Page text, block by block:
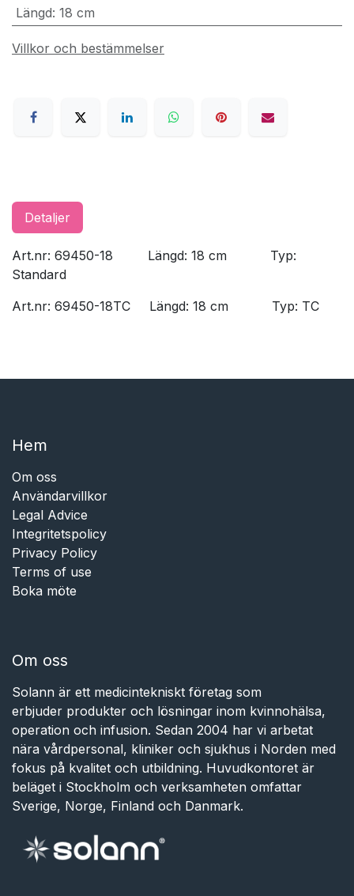
Längd: 18 cm
Villkor och bestämmelser
Detaljer
Art.nr: 69450-18 ​Längd: 18 cm
​Typ:
Standard
Art.nr: 69450-18TC
​Längd: 18 cm ​Typ: TC
Hem​​
Om oss
Användarvillkor
Legal Advice
Integritetspolicy
Privacy Policy
Terms of use
Boka möte
Om oss
Solann är ett medicintekniskt företag som
erbjuder produkter och lösningar inom kvinnohälsa,
operation och infusion. Sedan 2004 har vi arbetat
nära vårdpersonal, kliniker och sjukhus i Norden med
fokus på kvalitet och utbildning. Huvudkontoret är
beläget i Stockholm och verksamheten omfattar
Sverige, Norge, Finland och Danmark.